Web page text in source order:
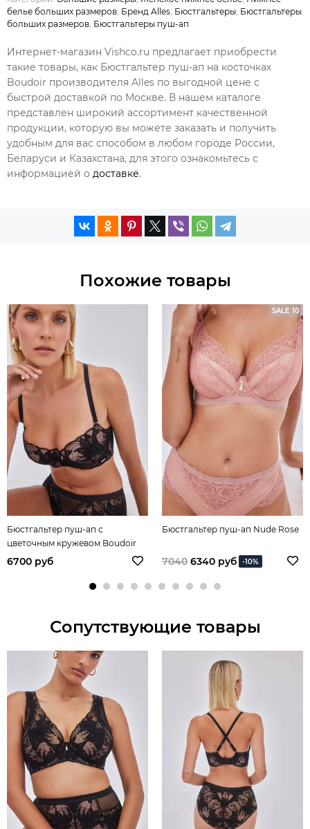
белье больших размеров Бренд Alles Бюстгальтеры Бюстгальтеры
больших размеров Бюстгальтеры пуш-ап
Интернет-магазин Vishco.ru предлагает приобрести
такие товары, как Бюстгальтер пуш-ап на косточках
Boudoir производителя Alles по выгодной цене с
быстрой доставкой по Москве. В нашем каталоге
представлен широкий ассортимент качественной
продукции, которую вы можете заказать и получить
удобным для вас способом в любом городе России,
Беларуси и Казахстана, для этого ознакомьтесь с
информацией о доставке.
Похожие товары
Бюстгальтер пуш-ап с
цветочным кружевом Boudoir
6700 руб
SALE 10
Бюстгальтер пуш-ап Nude Rose
7040 6340 руб -10%
Сопутствующие товары